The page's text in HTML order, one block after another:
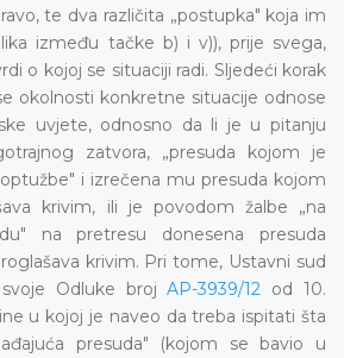
te dva različita „postupka" koja im
između tačke b) i v)), prije svega,
o kojoj se situaciji radi. Sljedeći korak
okolnosti konkretne situacije odnose
uvjete, odnosno da li je u pitanju
zatvora, „presuda kojom je
i izrečena mu presuda kojom
krivim, ili je povodom žalbe „na
na pretresu donesena presuda
krivim. Pri tome, Ustavni sud
Odluke brojAP-3939/12 od 10.
u kojoj je naveo da treba ispitati šta
presuda" (kojom se bavio u